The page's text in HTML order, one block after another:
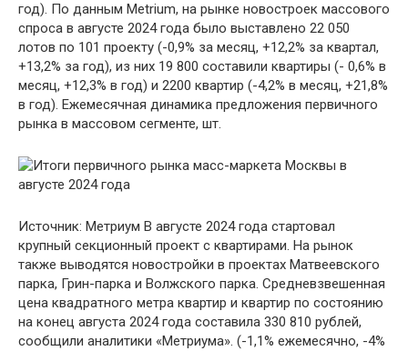
год). По данным Metrium, на рынке новостроек массового
спроса в августе 2024 года было выставлено 22 050
лотов по 101 проекту (-0,9% за месяц, +12,2% за квартал,
+13,2% за год), из них 19 800 составили квартиры (- 0,6% в
месяц, +12,3% в год) и 2200 квартир (-4,2% в месяц, +21,8%
в год). Ежемесячная динамика предложения первичного
рынка в массовом сегменте, шт.
Источник: Метриум В августе 2024 года стартовал
крупный секционный проект с квартирами. На рынок
также выводятся новостройки в проектах Матвеевского
парка, Грин-парка и Волжского парка. Средневзвешенная
цена квадратного метра квартир и квартир по состоянию
на конец августа 2024 года составила 330 810 рублей,
сообщили аналитики «Метриума». (-1,1% ежемесячно, -4%